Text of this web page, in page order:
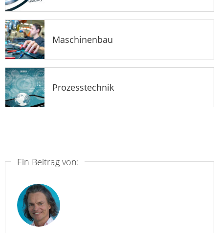
Maschinenbau
Prozesstechnik
Ein Beitrag von: